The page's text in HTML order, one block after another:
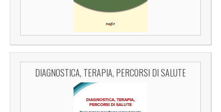
DIAGNOSTICA, TERAPIA, PERCORSI DI SALUTE